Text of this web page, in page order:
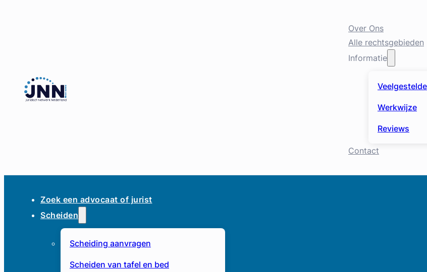
Over Ons
Alle rechtsgebieden
Informatie
Werkwijze
Reviews
Contact
Zoek een advocaat of jurist
Scheiden
Scheiding aanvragen
Scheiden van tafel en bed